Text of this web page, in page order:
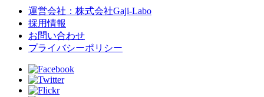
運営会社：株式会社Gaji-Labo
採用情報
お問い合わせ
プライバシーポリシー